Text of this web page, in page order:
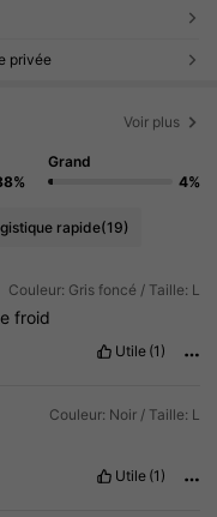
privée
Voir plus
Grand
4%
rapide(19)
Couleur: Gris foncé / Taille: L
froid
Utile (1)
Couleur: Noir / Taille: L
Utile (1)